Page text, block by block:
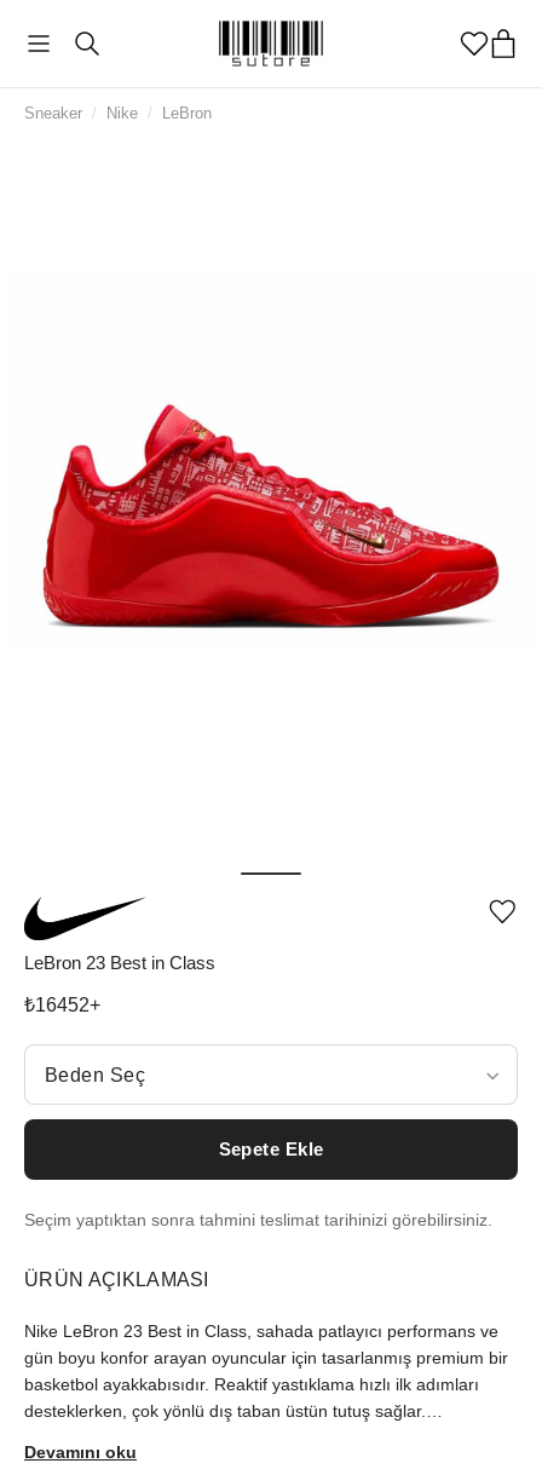
Sneaker / Nike / LeBron
LeBron 23 Best in Class
₺16452+
Beden Seç
Beden Seç
Sepete Ekle
Seçim yaptıktan sonra tahmini teslimat tarihinizi görebilirsiniz.
ÜRÜN AÇIKLAMASI
Nike LeBron 23 Best in Class, sahada patlayıcı performans ve
gün boyu konfor arayan oyuncular için tasarlanmış premium bir
basketbol ayakkabısıdır. Reaktif yastıklama hızlı ilk adımları
desteklerken, çok yönlü dış taban üstün tutuş sağlar.
kilitlenme ve hafiflik sunar. Dayanıklı kaplamalar uzun ömür
Devamını oku